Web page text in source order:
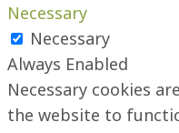
Necessary
Necessary
Always Enabled
Necessary cookies
the website to